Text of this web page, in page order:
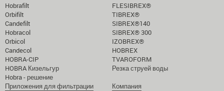
Hobrafilt
Orbifilt
Candefilt
Hobracol
Orbicol
Candecol
HOBRA-CIP
HOBRA Кизельгур
Hobra - решение
FLESIBREX®
TIBREX®
SIBREX®140
SIBREX® 300
IZOBREX®
HOBREX
TVAROFORM
Резка струей воды
Приложения для фильтрации
Компания